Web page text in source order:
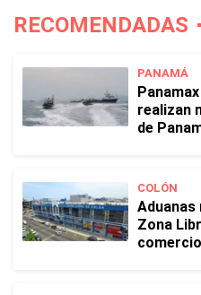
RECOMENDADAS
PANAMÁ
realizan
de
COLÓN
Aduanas
Zona